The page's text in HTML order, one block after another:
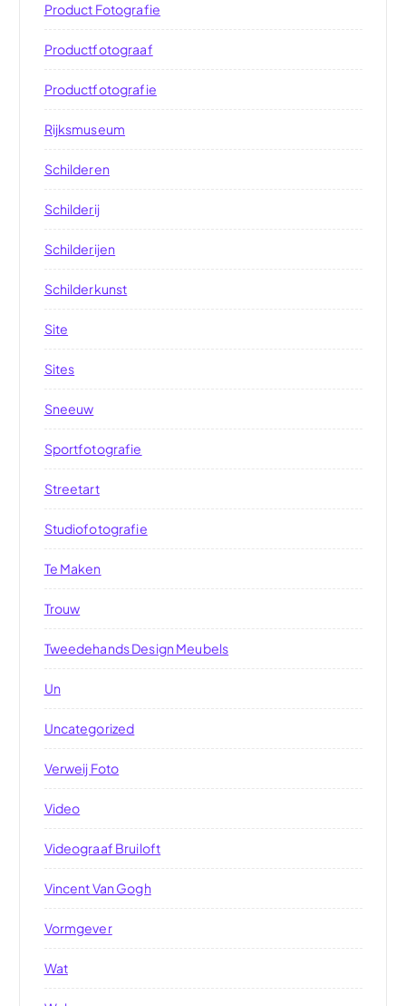
Product Fotografie
Productfotograaf
Productfotografie
Rijksmuseum
Schilderen
Schilderij
Schilderijen
Schilderkunst
Site
Sites
Sneeuw
Sportfotografie
Streetart
Studiofotografie
Te Maken
Trouw
Tweedehands Design Meubels
Un
Uncategorized
Verweij Foto
Video
Videograaf Bruiloft
Vincent Van Gogh
Vormgever
Wat